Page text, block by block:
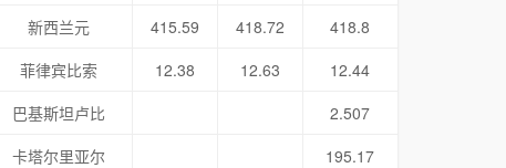
新西兰元
415.59 418.72
418.8
菲律宾比索
12.38 12.63
12.44
巴基斯坦卢比
2.507
卡塔尔里亚尔
195.17